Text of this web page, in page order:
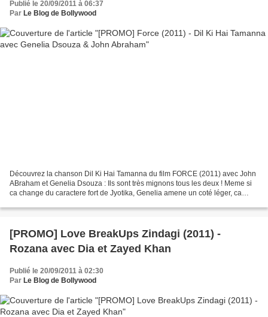
Publié le 20/09/2011 à 06:37
Par Le Blog de Bollywood
Découvrez la chanson Dil Ki Hai Tamanna du film FORCE (2011) avec John
ABraham et Genelia Dsouza : Ils sont très mignons tous les deux ! Meme si
ca change du caractere fort de Jyotika, Genelia amene un coté léger, ca
[PROMO] Love BreakUps Zindagi (2011) -
Rozana avec Dia et Zayed Khan
Publié le 20/09/2011 à 02:30
Par Le Blog de Bollywood